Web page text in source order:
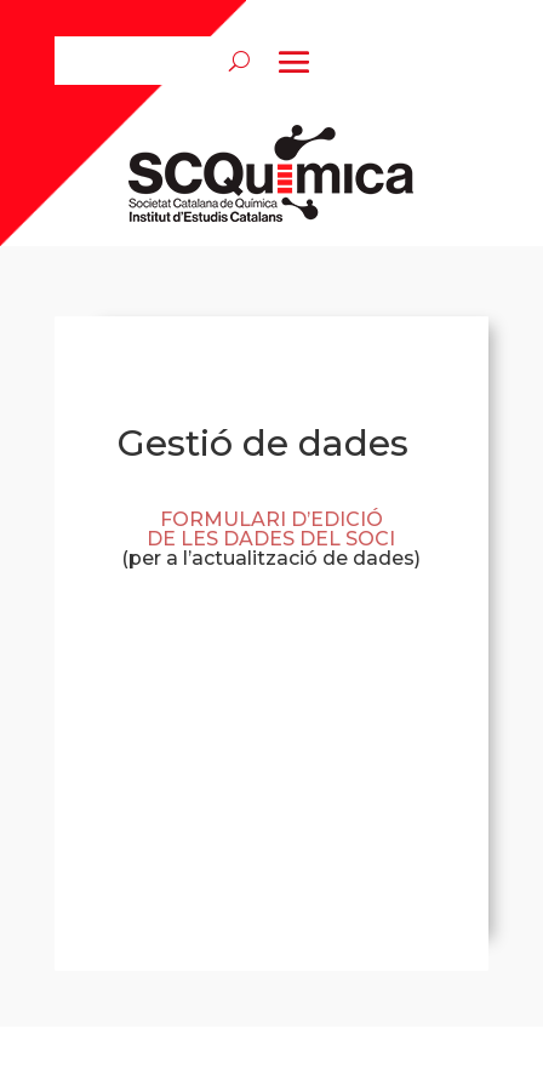
Gestió de dades
FORMULARI D’EDICIÓ
DE LES DADES DEL SOCI
(per a l’actualització de dades)